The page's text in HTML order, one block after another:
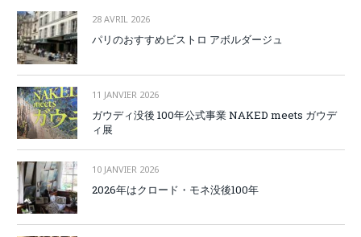
28 AVRIL 2026
パリのおすすめビストロ アボルダージュ
11 JANVIER 2026
ガウディ没後 100年公式事業 NAKED meets ガウデ
ィ展
10 JANVIER 2026
2026年はクロード・モネ没後100年